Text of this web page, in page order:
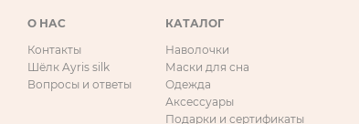
О НАС
Контакты
Шёлк Ayris silk
Вопросы и ответы
КАТАЛОГ
Наволочки
Маски для сна
Одежда
Аксессуары
Подарки и сертификаты